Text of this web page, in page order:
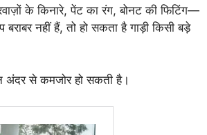
के किनारे, पेंट का रंग, बोनट की फिटिंग—
नहीं हैं, तो हो सकता है गाड़ी किसी बड़े
अंदर से कमजोर हो सकती है।